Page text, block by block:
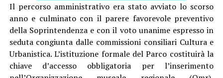
Il percorso amministrativo era stato avviato lo scorso
anno e culminato con il parere favorevole preventivo
della Soprintendenza e con il voto unanime espresso in
seduta congiunta dalle commissioni consiliari Cultura e
Urbanistica. L’istituzione formale del Parco costituirà la
chiave d’accesso obbligatoria per l’inserimento